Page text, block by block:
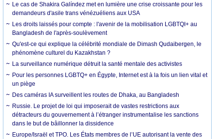
Le cas de Shakira Galíndez met en lumière une crise croissante pour les
demandeurs d'asile trans vénézuéliens aux USA
Les droits laissés pour compte : l'avenir de la mobilisation LGBTQI+ au
Bangladesh de l'après-soulèvement
Qu'est-ce qui explique la célébrité mondiale de Dimash Qudaibergen, le
phénomène culturel du Kazakhstan ?
La surveillance numérique détruit la santé mentale des activistes
Pour les personnes LGBTQ+ en Égypte, Internet est à la fois un lien vital et
un piège
Des caméras IA surveillent les routes de Dhaka, au Bangladesh
Russie. Le projet de loi qui imposerait de vastes restrictions aux
détracteurs du gouvernement à l’étranger instrumentalise les sanctions
dans le but de bâillonner la dissidence
Europe/Israël et TPO. Les États membres de l’UE autorisant la vente des